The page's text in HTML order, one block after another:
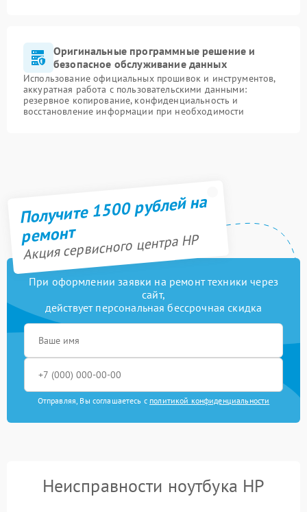
Оригинальные программные решение и
безопасное обслуживание данных
Использование официальных прошивок и инструментов,
аккуратная работа с пользовательскими данными:
резервное копирование, конфиденциальность и
восстановление информации при необходимости
Получите 1500 рублей на
ремонт
Акция сервисного центра HP
При оформлении заявки на ремонт техники через
сайт,
действует персональная бессрочная скидка
Отправляя, Вы соглашаетесь с политикой конфиденциальности
Неисправности ноутбука HP